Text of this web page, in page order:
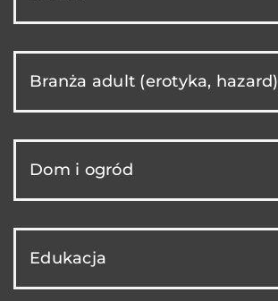
Branża adult (erotyka, hazard)
Dom i ogród
Edukacja